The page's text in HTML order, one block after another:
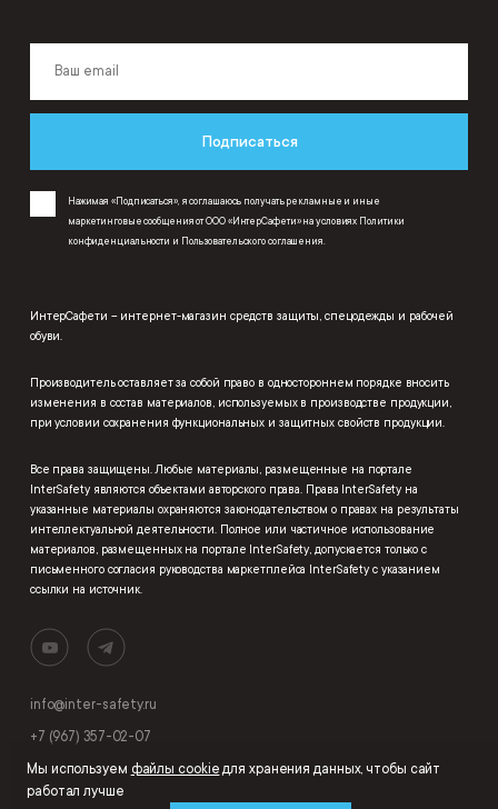
Подписаться
Нажимая «Подписаться», я соглашаюсь получать рекламные и иные
маркетинговые сообщения от ООО «ИнтерСафети» на условиях Политики
конфиденциальности и Пользовательского соглашения.
ИнтерСафети – интернет-магазин средств защиты, спецодежды и рабочей
обуви.
Производитель оставляет за собой право в одностороннем порядке вносить
изменения в состав материалов, используемых в производстве продукции,
при условии сохранения функциональных и защитных свойств продукции.
Все права защищены. Любые материалы, размещенные на портале
InterSafety являются объектами авторского права. Права InterSafety на
указанные материалы охраняются законодательством о правах на результаты
интеллектуальной деятельности. Полное или частичное использование
материалов, размещенных на портале InterSafety, допускается только с
письменного согласия руководства маркетплейса InterSafety с указанием
ссылки на источник.
info@inter-safety.ru
+7 (967) 357-02-07
Мы используем файлы cookieдля хранения данных, чтобы сайт
работал лучше